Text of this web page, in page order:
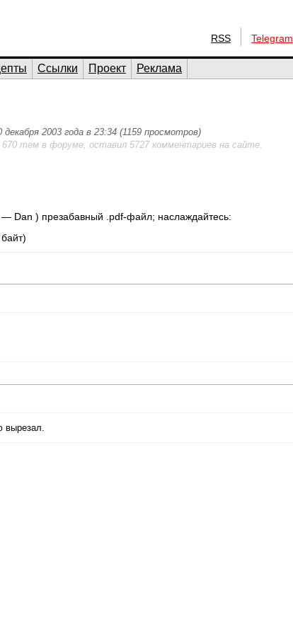
RSS Telegram
Ссылки Проект Реклама
декабря 2003 года в 23:34 (1159 просмотров)
тем в форуме, оставил 5727 комментариев на сайте.
Dan ) презабавный .pdf-файл; наслаждайтесь:
вырезал.